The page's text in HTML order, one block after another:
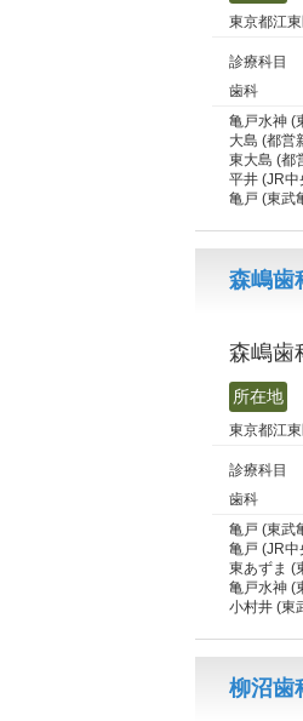
東京都江
診療科目
歯科
亀戸水神 (
大島 (都営
東大島 (都
平井 (JR
亀戸 (東武
森嶋歯
森嶋歯
所在地
東京都江
診療科目
歯科
亀戸 (東武
亀戸 (JR
東あずま (
亀戸水神 (
小村井 (東
柳沼歯